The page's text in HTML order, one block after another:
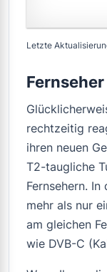
Letzte
rechtzeitig
ihren neuen
T2-taugliche
Fernsehern.
mehr als nur
am gleichen
wie DVB-C